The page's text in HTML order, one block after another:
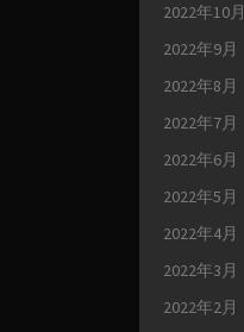
2022年10月
2022年9月
2022年8月
2022年7月
2022年6月
2022年5月
2022年4月
2022年3月
2022年2月